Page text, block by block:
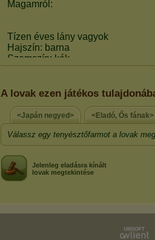
A lovak ezen játékos
<Japán negyed> <Eladó, Ős fának>
Válassz egy tenyésztőfarmot a lovak
Jelenleg eladásra kínált
lovak megtekintése